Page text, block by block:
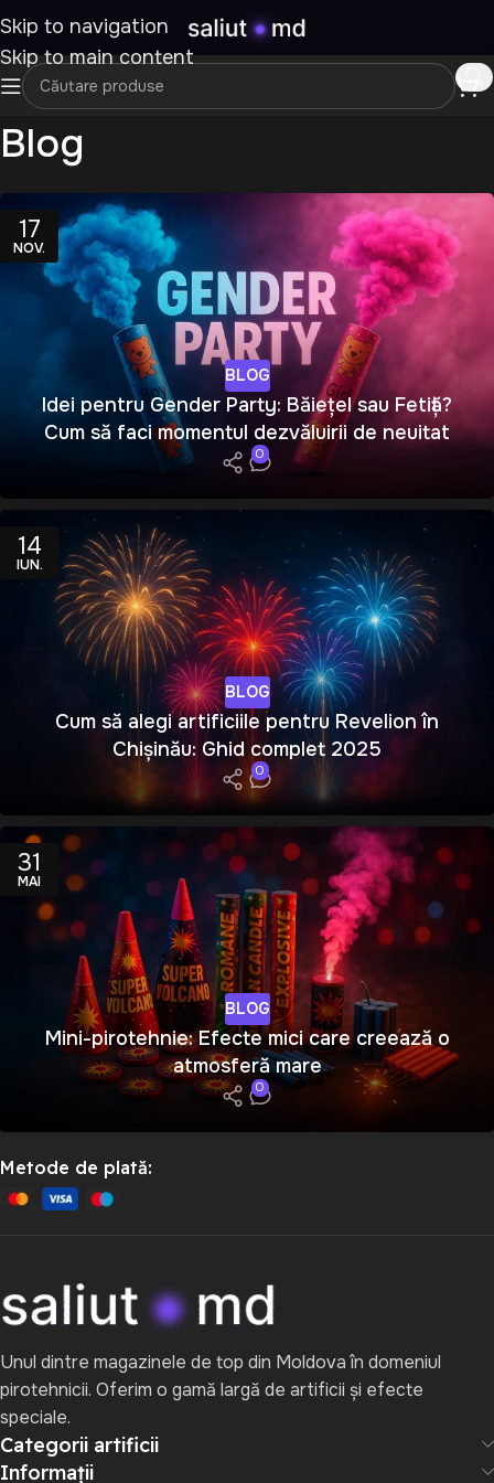
Skip to navigation
Skip to main content
Blog
17
NOV.
BLOG
Idei pentru Gender Party: Băiețel sau Fetiță?
Cum să faci momentul dezvăluirii de neuitat
0
14
IUN.
BLOG
Cum să alegi artificiile pentru Revelion în
Chișinău: Ghid complet 2025
0
31
MAI
BLOG
Mini-pirotehnie: Efecte mici care creează o
atmosferă mare
0
Metode de plată:
Unul dintre magazinele de top din Moldova în domeniul
pirotehnicii. Oferim o gamă largă de artificii și efecte
speciale.
Categorii artificii
Informații